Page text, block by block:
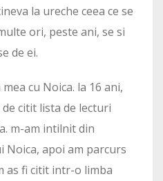
la ureche ceea ce se
ori, peste ani, se si
de ei.
cu Noica. la 16 ani,
citit lista de lecturi
m-am intilnit din
Noica, apoi am parcurs
as fi citit intr-o limba